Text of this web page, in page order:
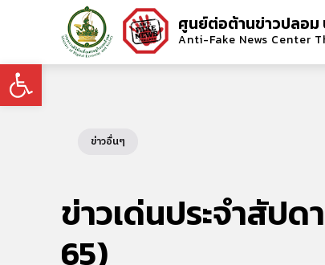
Open toolbar
ศูนย์ต่อต้านข่าวปลอม
Anti-Fake News Center
ข่าวอื่นๆ
ข่าวเด่นประจำสัปด
65)